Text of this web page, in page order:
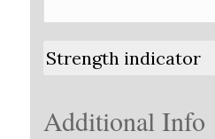
Strength indicator
Additional Info